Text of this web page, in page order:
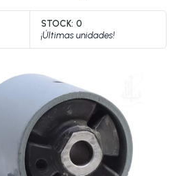
STOCK: 0
¡Últimas unidades!